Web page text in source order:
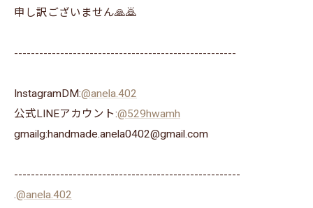
申し訳ございません🙏🙇
-----------------------------------------------------
InstagramDM:@anela.402
公式LINEアカウント:@529hwamh
gmailg:handmade.anela0402@gmail.com
------------------------------------------------------
.@anela.402